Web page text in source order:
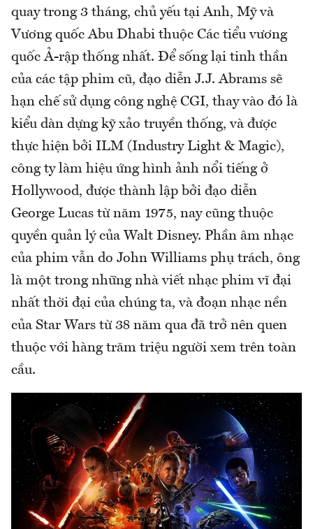
quay trong 3 tháng, chủ yếu tại Anh, Mỹ và
Vương quốc Abu Dhabi thuộc Các tiểu vương
quốc Ả-rập thống nhất. Để sống lại tinh thần
của các tập phim cũ, đạo diễn J.J. Abrams sẽ
hạn chế sử dụng công nghệ CGI, thay vào đó là
kiểu dàn dựng kỹ xảo truyền thống, và được
thực hiện bởi ILM (Industry Light & Magic),
công ty làm hiệu ứng hình ảnh nổi tiếng ở
Hollywood, được thành lập bởi đạo diễn
George Lucas từ năm 1975, nay cũng thuộc
quyền quản lý của Walt Disney. Phần âm nhạc
của phim vẫn do John Williams phụ trách, ông
là một trong những nhà viết nhạc phim vĩ đại
nhất thời đại của chúng ta, và đoạn nhạc nền
của Star Wars từ 38 năm qua đã trở nên quen
thuộc với hàng trăm triệu người xem trên toàn
cầu.